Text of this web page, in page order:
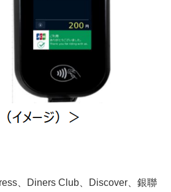
、Diners Club、Discover、銀聯